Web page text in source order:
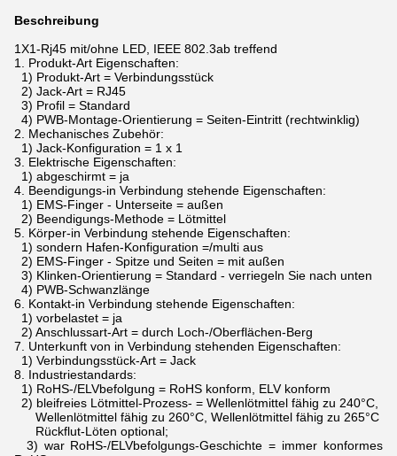
Beschreibung
1X1-Rj45 mit/ohne LED, IEEE 802.3ab treffend
1. Produkt-Art Eigenschaften:
1) Produkt-Art = Verbindungsstück
2) Jack-Art = RJ45
3) Profil = Standard
4) PWB-Montage-Orientierung = Seiten-Eintritt (rechtwinklig)
2. Mechanisches Zubehör:
1) Jack-Konfiguration = 1 x 1
3. Elektrische Eigenschaften:
1) abgeschirmt = ja
4. Beendigungs-in Verbindung stehende Eigenschaften:
1) EMS-Finger - Unterseite = außen
2) Beendigungs-Methode = Lötmittel
5. Körper-in Verbindung stehende Eigenschaften:
1) sondern Hafen-Konfiguration =/multi aus
2) EMS-Finger - Spitze und Seiten = mit außen
3) Klinken-Orientierung = Standard - verriegeln Sie nach unten
4) PWB-Schwanzlänge
6. Kontakt-in Verbindung stehende Eigenschaften:
1) vorbelastet = ja
2) Anschlussart-Art = durch Loch-/Oberflächen-Berg
7. Unterkunft von in Verbindung stehenden Eigenschaften:
1) Verbindungsstück-Art = Jack
8. Industriestandards:
1) RoHS-/ELVbefolgung = RoHS konform, ELV konform
2) bleifreies Lötmittel-Prozess- = Wellenlötmittel fähig zu 240°C,
Wellenlötmittel fähig zu 260°C, Wellenlötmittel fähig zu 265°C
Rückflut-Löten optional;
3) war RoHS-/ELVbefolgungs-Geschichte = immer konformes